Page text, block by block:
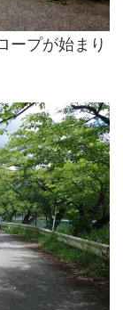
ープが始まり